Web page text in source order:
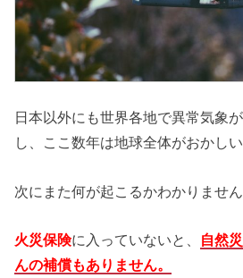
日本以外にも世界各地で異常気象
し、ここ数年は地球全体がおかし
次にまた何が起こるかわかりません
火災保険に入っていないと、 自然
んの補償もありません。